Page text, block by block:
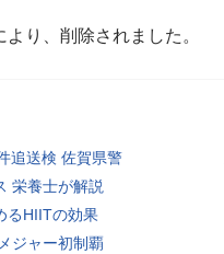
り、削除されました。
追送検 佐賀県警
栄養士が解説
るHIITの効果
ジャー初制覇